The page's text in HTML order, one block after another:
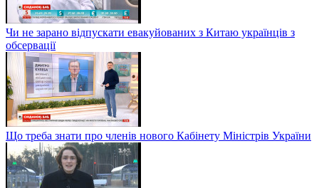
Чи не зарано відпускати евакуйованих з Китаю українців з
обсервації
Що треба знати про членів нового Кабінету Міністрів України